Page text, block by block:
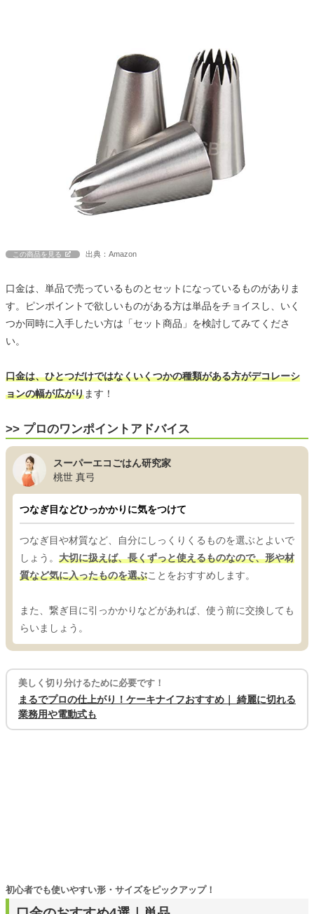
この商品を見る 出典：Amazon
口金は、単品で売っているものとセットになっているものがありま
す。ピンポイントで欲しいものがある方は単品をチョイスし、いく
つか同時に入手したい方は「セット商品」を検討してみてくださ
い。
口金は、ひとつだけではなくいくつかの種類がある方がデコレーシ
ョンの幅が広がります！
>> プロのワンポイントアドバイス
スーパーエコごはん研究家
桃世 真弓
つなぎ目などひっかかりに気をつけて
つなぎ目や材質など、自分にしっくりくるものを選ぶとよいで
しょう。 大切に扱えば、長くずっと使えるものなので、形や材
質など気に入ったものを選ぶことをおすすめします。
また、繋ぎ目に引っかかりなどがあれば、使う前に交換しても
らいましょう。
美しく切り分けるために必要です！
まるでプロの仕上がり！ケーキナイフおすすめ｜ 綺麗に切れる
業務用や電動式も
初心者でも使いやすい形・サイズをピックアップ！